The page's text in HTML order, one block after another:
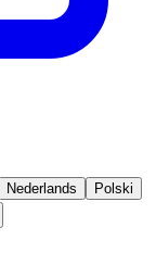
Nederlands
Polski